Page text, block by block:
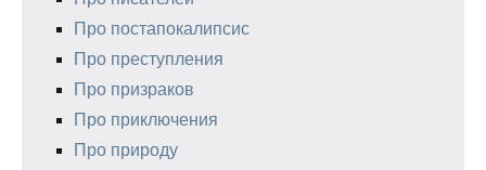
Про постапокалипсис
Про преступления
Про призраков
Про приключения
Про природу